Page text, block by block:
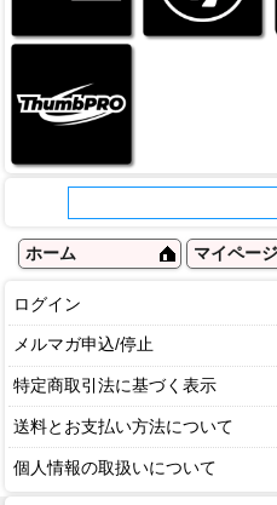
ホーム マイページ
ログイン
メルマガ申込/停止
特定商取引法に基づく表示
送料とお支払い方法について
個人情報の取扱いについて